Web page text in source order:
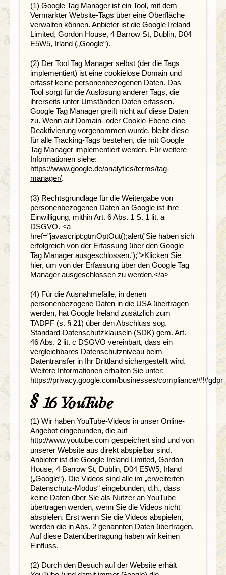
(1) Google Tag Manager ist ein Tool, mit dem
Vermarkter Website-Tags über eine Oberfläche
verwalten können. Anbieter ist die Google Ireland
Limited, Gordon House, 4 Barrow St, Dublin, D04
E5W5, Irland („Google“).
(2) Der Tool Tag Manager selbst (der die Tags
implementiert) ist eine cookielose Domain und
erfasst keine personenbezogenen Daten. Das
Tool sorgt für die Auslösung anderer Tags, die
ihrerseits unter Umständen Daten erfassen.
Google Tag Manager greift nicht auf diese Daten
zu. Wenn auf Domain- oder Cookie-Ebene eine
Deaktivierung vorgenommen wurde, bleibt diese
für alle Tracking-Tags bestehen, die mit Google
Tag Manager implementiert werden. Für weitere
Informationen siehe:
https://www.google.de/analytics/terms/tag-
manager/.
(3) Rechtsgrundlage für die Weitergabe von
personenbezogenen Daten an Google ist ihre
Einwilligung, mithin Art. 6 Abs. 1 S. 1 lit. a
DSGVO. <a
href="javascript:gtmOptOut();alert('Sie haben sich
erfolgreich von der Erfassung über den Google
Tag Manager ausgeschlossen.');">Klicken Sie
hier, um von der Erfassung über den Google Tag
Manager ausgeschlossen zu werden.</a>
(4) Für die Ausnahmefälle, in denen
personenbezogene Daten in die USA übertragen
werden, hat Google Ireland zusätzlich zum
TADPF (s. § 21) über den Abschluss sog.
Standard-Datenschutzklauseln (SDK) gem. Art.
46 Abs. 2 lit. c DSGVO vereinbart, dass ein
vergleichbares Datenschutzniveau beim
Datentransfer in Ihr Drittland sichergestellt wird.
Weitere Informationen erhalten Sie unter:
https://privacy.google.com/businesses/compliance/#!#gdpr
§ 16 YouTube
(1) Wir haben YouTube-Videos in unser Online-
Angebot eingebunden, die auf
http://www.youtube.com gespeichert sind und von
unserer Website aus direkt abspielbar sind.
Anbieter ist die Google Ireland Limited, Gordon
House, 4 Barrow St, Dublin, D04 E5W5, Irland
(„Google“). Die Videos sind alle im „erweiterten
Datenschutz-Modus“ eingebunden, d.h., dass
keine Daten über Sie als Nutzer an YouTube
übertragen werden, wenn Sie die Videos nicht
abspielen. Erst wenn Sie die Videos abspielen,
werden die in Abs. 2 genannten Daten übertragen.
Auf diese Datenübertragung haben wir keinen
Einfluss.
(2) Durch den Besuch auf der Website erhält